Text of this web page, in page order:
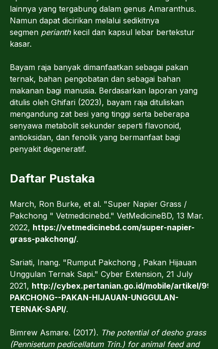
lainnya yang tergabung dalam genus Amaranthus.
Namun dapat dicirikan melalui sedikitnya
segmen perianthkecil dan kapsul lebar bertekstur
kasar.
Bayam raja banyak dimanfaatkan sebagai pakan
ternak, bahan pengobatan dan sebagai bahan
makanan bagi manusia. Berdasarkan laporan yang
ditulis oleh Ghifari (2023), bayam raja dituliskan
mengandung zat besi yang tinggi serta beberapa
senyawa metabolit sekunder seperti flavonoid,
antioksidan, dan fenolik yang bermanfaat bagi
penyakit degeneratif.
Daftar Pustaka
March, Ron Burke, et al. "Super Napier Grass /
Pakchong " Vetmedicinebd." VetMedicineBD, 13 Mar.
2022, https://vetmedicinebd.com/super-napier-
grass-pakchong/.
Sariati, Inang. "Rumput Pakchong , Pakan Hijauan
Unggulan Ternak Sapi." Cyber Extension, 21 July
2021, http://cybex.pertanian.go.id/mobile/artikel/
PAKCHONG--PAKAN-HIJAUAN-UNGGULAN-
TERNAK-SAPI/.
Bimrew Asmare. (2017). The potential of desho grass
(Pennisetum pedicellatum Trin.) for animal feed and